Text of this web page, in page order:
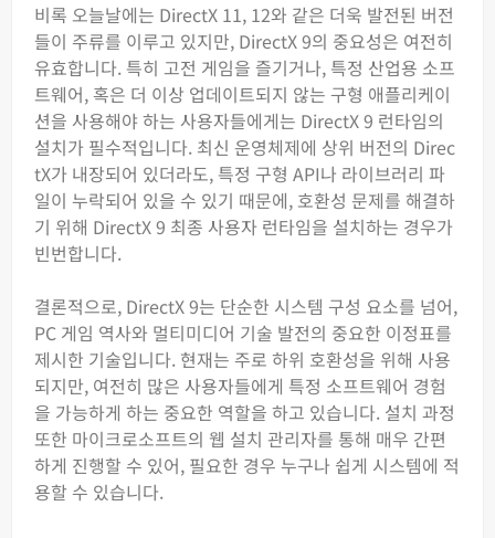
비록 오늘날에는 DirectX 11, 12와 같은 더욱 발전된 버전
들이 주류를 이루고 있지만, DirectX 9의 중요성은 여전히
유효합니다. 특히 고전 게임을 즐기거나, 특정 산업용 소프
트웨어, 혹은 더 이상 업데이트되지 않는 구형 애플리케이
션을 사용해야 하는 사용자들에게는 DirectX 9 런타임의
설치가 필수적입니다. 최신 운영체제에 상위 버전의 Direc
tX가 내장되어 있더라도, 특정 구형 API나 라이브러리 파
일이 누락되어 있을 수 있기 때문에, 호환성 문제를 해결하
기 위해 DirectX 9 최종 사용자 런타임을 설치하는 경우가
빈번합니다.
결론적으로, DirectX 9는 단순한 시스템 구성 요소를 넘어,
PC 게임 역사와 멀티미디어 기술 발전의 중요한 이정표를
제시한 기술입니다. 현재는 주로 하위 호환성을 위해 사용
되지만, 여전히 많은 사용자들에게 특정 소프트웨어 경험
을 가능하게 하는 중요한 역할을 하고 있습니다. 설치 과정
또한 마이크로소프트의 웹 설치 관리자를 통해 매우 간편
하게 진행할 수 있어, 필요한 경우 누구나 쉽게 시스템에 적
용할 수 있습니다.